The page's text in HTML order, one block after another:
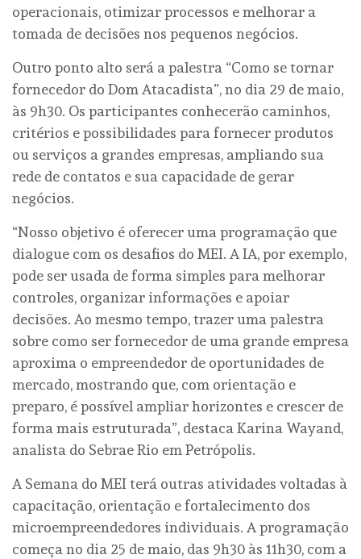
operacionais, otimizar processos e melhorar a
tomada de decisões nos pequenos negócios.
Outro ponto alto será a palestra “Como se tornar
fornecedor do Dom Atacadista”, no dia 29 de maio,
às 9h30. Os participantes conhecerão caminhos,
critérios e possibilidades para fornecer produtos
ou serviços a grandes empresas, ampliando sua
rede de contatos e sua capacidade de gerar
negócios.
“Nosso objetivo é oferecer uma programação que
dialogue com os desafios do MEI. A IA, por exemplo,
pode ser usada de forma simples para melhorar
controles, organizar informações e apoiar
decisões. Ao mesmo tempo, trazer uma palestra
sobre como ser fornecedor de uma grande empresa
aproxima o empreendedor de oportunidades de
mercado, mostrando que, com orientação e
preparo, é possível ampliar horizontes e crescer de
forma mais estruturada”, destaca Karina Wayand,
analista do Sebrae Rio em Petrópolis.
A Semana do MEI terá outras atividades voltadas à
capacitação, orientação e fortalecimento dos
microempreendedores individuais. A programação
começa no dia 25 de maio, das 9h30 às 11h30, com a